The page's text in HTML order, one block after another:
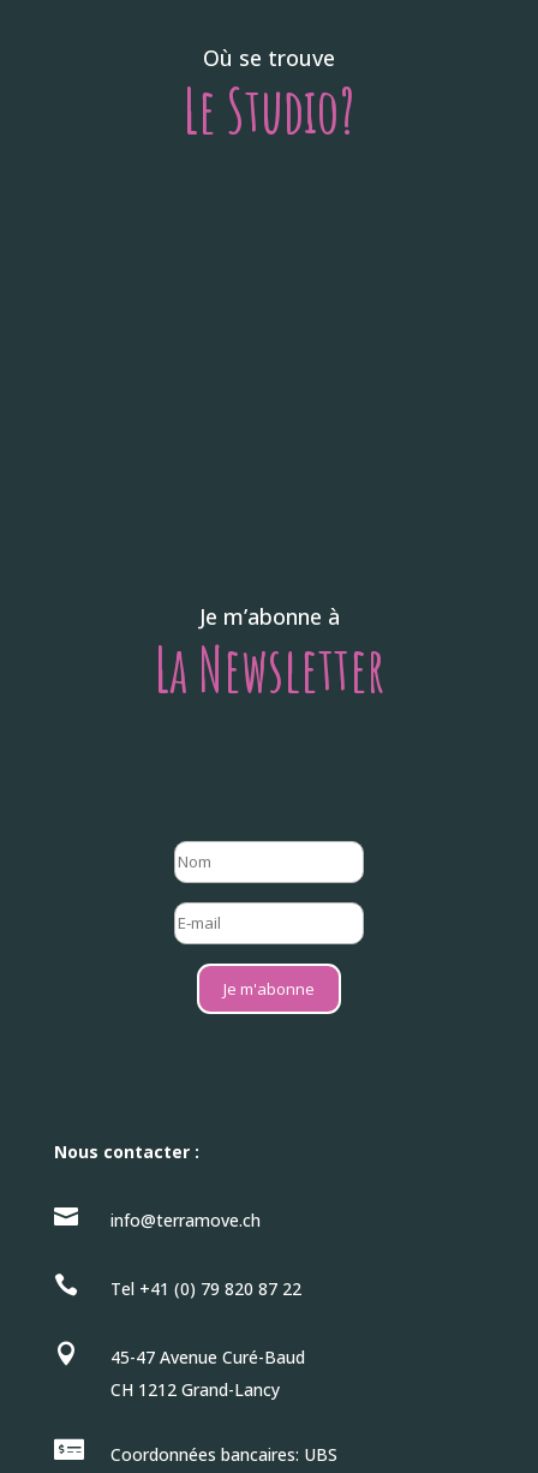
Où se trouve
Le Studio?
Je m’abonne à
La Newsletter
Je m'abonne
Nous contacter :
 info@terramove.ch
 Tel +41 (0) 79 820 87 22

45-47 Avenue Curé-Baud
CH 1212 Grand-Lancy
 Coordonnées bancaires: UBS